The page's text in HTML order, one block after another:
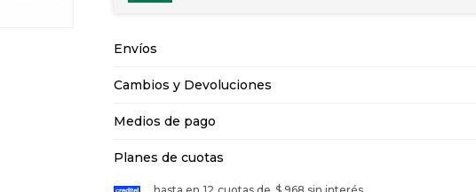
Envíos
Cambios y Devoluciones
Medios de pago
Planes de cuotas